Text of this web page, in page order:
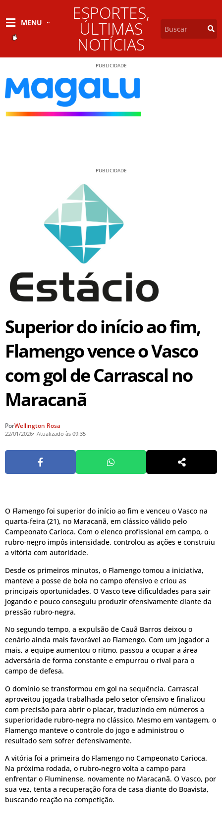
MENU ESPORTES,
ÚLTIMAS
NOTÍCIAS
PUBLICIDADE
PUBLICIDADE
Superior do início ao fim,
Flamengo vence o Vasco
com gol de Carrascal no
Maracanã
PorWellington Rosa
22/01/2026 Atualizado às 09:35
O Flamengo foi superior do início ao fim e venceu o Vasco na
quarta-feira (21), no Maracanã, em clássico válido pelo
Campeonato Carioca. Com o elenco profissional em campo, o
rubro-negro impôs intensidade, controlou as ações e construiu
a vitória com autoridade.
Desde os primeiros minutos, o Flamengo tomou a iniciativa,
manteve a posse de bola no campo ofensivo e criou as
principais oportunidades. O Vasco teve dificuldades para sair
jogando e pouco conseguiu produzir ofensivamente diante da
pressão rubro-negra.
No segundo tempo, a expulsão de Cauã Barros deixou o
cenário ainda mais favorável ao Flamengo. Com um jogador a
mais, a equipe aumentou o ritmo, passou a ocupar a área
adversária de forma constante e empurrou o rival para o
campo de defesa.
O domínio se transformou em gol na sequência. Carrascal
aproveitou jogada trabalhada pelo setor ofensivo e finalizou
com precisão para abrir o placar, traduzindo em números a
superioridade rubro-negra no clássico. Mesmo em vantagem, o
Flamengo manteve o controle do jogo e administrou o
resultado sem sofrer defensivamente.
A vitória foi a primeira do Flamengo no Campeonato Carioca.
Na próxima rodada, o rubro-negro volta a campo para
enfrentar o Fluminense, novamente no Maracanã. O Vasco, por
sua vez, tenta a recuperação fora de casa diante do Boavista,
buscando reação na competição.